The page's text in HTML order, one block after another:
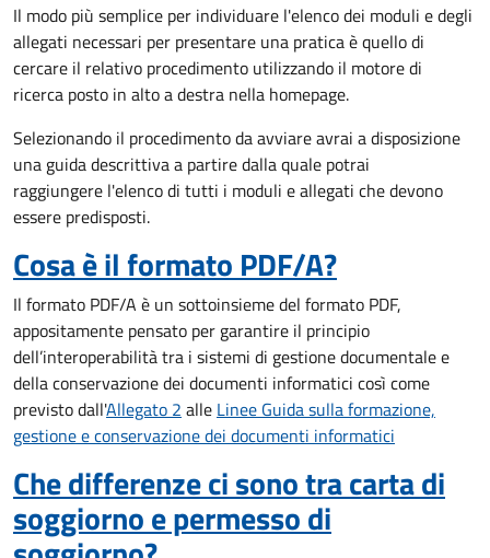
Il modo più semplice per individuare l'elenco dei moduli e degli
allegati necessari per presentare una pratica è quello di
cercare il relativo procedimento utilizzando il motore di
ricerca posto in alto a destra nella homepage.
Selezionando il procedimento da avviare avrai a disposizione
una guida descrittiva a partire dalla quale potrai
raggiungere l'elenco di tutti i moduli e allegati che devono
essere predisposti.
Cosa è il formato PDF/A?
Il formato PDF/A è un sottoinsieme del formato PDF,
appositamente pensato per garantire il principio
dell’interoperabilità tra i sistemi di gestione documentale e
della conservazione dei documenti informatici così come
previsto dall'Allegato 2 alle Linee Guida sulla formazione,
gestione e conservazione dei documenti informatici
Che differenze ci sono tra carta di
soggiorno e permesso di